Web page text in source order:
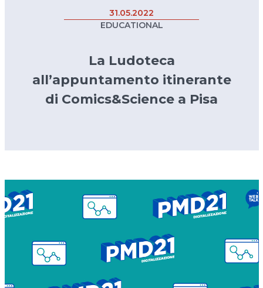
31.05.2022
EDUCATIONAL
La Ludoteca
all’appuntamento itinerante
di Comics&Science a Pisa